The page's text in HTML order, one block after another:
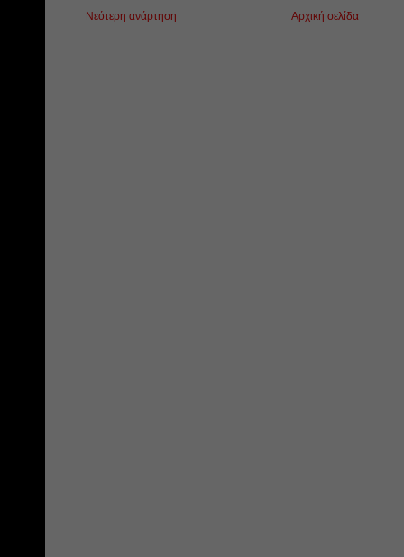
Νεότερη ανάρτηση Αρχική σελίδα